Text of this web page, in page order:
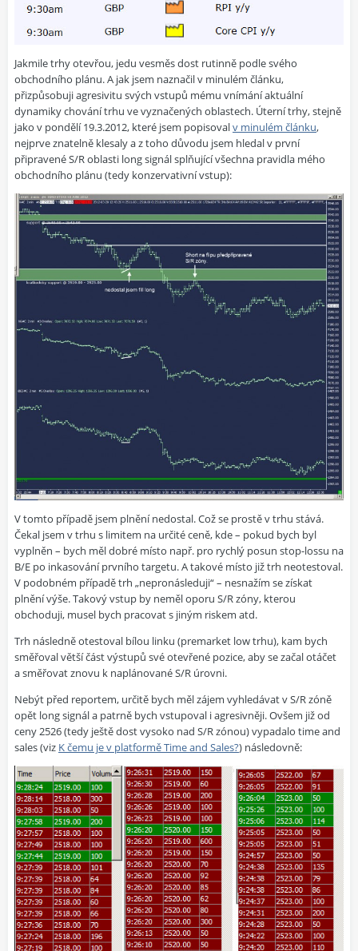
Jakmile trhy otevřou, jedu vesměs dost rutinně podle svého
obchodního plánu. A jak jsem naznačil v minulém článku,
přizpůsobuji agresivitu svých vstupů mému vnímání aktuální
dynamiky chování trhu ve vyznačených oblastech. Úterní trhy, stejně
jako v pondělí 19.3.2012, které jsem popisovalv minulém článku,
nejprve znatelně klesaly a z toho důvodu jsem hledal v první
připravené S/R oblasti long signál splňující všechna pravidla mého
obchodního plánu (tedy konzervativní vstup):
V tomto případě jsem plnění nedostal. Což se prostě v trhu stává.
Čekal jsem v trhu s limitem na určité ceně, kde – pokud bych byl
vyplněn – bych měl dobré místo např. pro rychlý posun stop-lossu na
B/E po inkasování prvního targetu. A takové místo již trh neotestoval.
V podobném případě trh „nepronásleduji“ – nesnažím se získat
plnění výše. Takový vstup by neměl oporu S/R zóny, kterou
obchoduji, musel bych pracovat s jiným riskem atd.
Trh následně otestoval bílou linku (premarket low trhu), kam bych
směřoval větší část výstupů své otevřené pozice, aby se začal otáčet
a směřovat znovu k naplánované S/R úrovni.
Nebýt před reportem, určitě bych měl zájem vyhledávat v S/R zóně
opět long signál a patrně bych vstupoval i agresivněji. Ovšem již od
ceny 2526 (tedy ještě dost vysoko nad S/R zónou) vypadalo time and
sales (viz K čemu je v platformě Time and Sales?) následovně: